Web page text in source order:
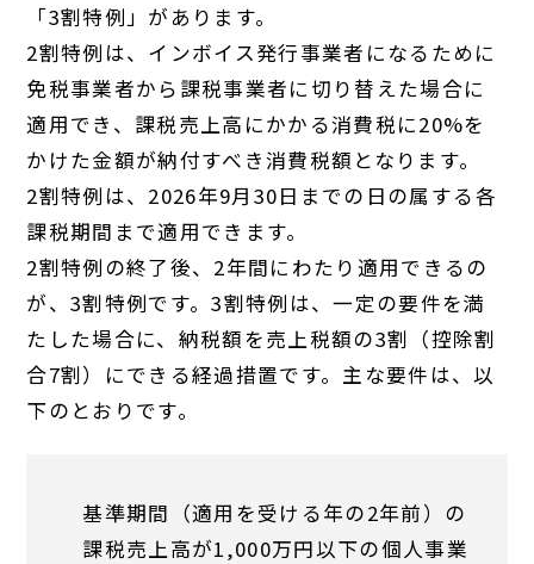
「3割特例」があります。
2割特例は、インボイス発行事業者になるために
免税事業者から課税事業者に切り替えた場合に
適用でき、課税売上高にかかる消費税に20%を
かけた金額が納付すべき消費税額となります。
2割特例は、2026年9月30日までの日の属する各
課税期間まで適用できます。
2割特例の終了後、2年間にわたり適用できるの
が、3割特例です。3割特例は、一定の要件を満
たした場合に、納税額を売上税額の3割（控除割
合7割）にできる経過措置です。主な要件は、以
下のとおりです。
基準期間（適用を受ける年の2年前）の
課税売上高が1,000万円以下の個人事業